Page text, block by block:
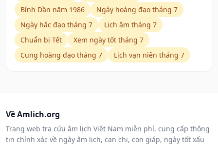
Bính Dần năm 1986
Ngày hoàng đạo tháng 7
Ngày hắc đạo tháng 7
Lịch âm tháng 7
Chuẩn bị Tết
Xem ngày tốt tháng 7
Cung hoàng đạo tháng 7
Lịch vạn niên tháng 7
Về Amlich.org
Trang web tra cứu âm lịch Việt Nam miễn phí, cung cấp thông
tin chính xác về ngày âm lịch, can chi, con giáp, ngày tốt xấu